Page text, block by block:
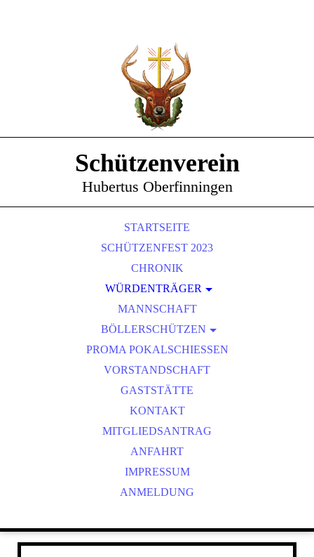
Schützenverein
Hubertus Oberfinningen
STARTSEITE
SCHÜTZENFEST 2023
CHRONIK
WÜRDENTRÄGER
SCHÜTZENKÖNIGE
VEREINSMEISTER
MANNSCHAFT
BÖLLERSCHÜTZEN
OKTOBERFEST & BÖLLERSCHIESSEN
BILDER HUBERTUSMESSE
VIDEO NEUJAHRSBÖLLERN
BILDER BÖLLER
PROMA POKALSCHIESSEN
VORSTANDSCHAFT
GASTSTÄTTE
KONTAKT
MITGLIEDSANTRAG
ANFAHRT
IMPRESSUM
ANMELDUNG